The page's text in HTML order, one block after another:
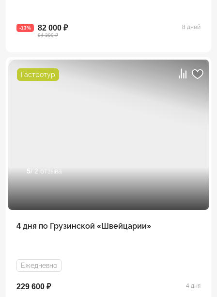
-13% 82 000 ₽
94 300 ₽
8 дней
Гастротур
5/ 2 отзыва
4 дня по Грузинской «Швейцарии»
Ежедневно
229 600 ₽ 4 дня